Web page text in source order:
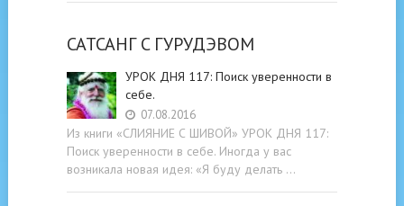
САТСАНГ C ГУРУДЭВОМ
УРОК ДНЯ 117: Поиск уверенности в
себе.
07.08.2016
Из книги «СЛИЯНИЕ С ШИВОЙ» УРОК ДНЯ 117:
Поиск уверенности в себе. Иногда у вас
возникала новая идея: «Я буду делать …